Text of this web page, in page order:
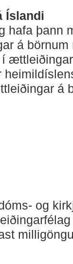
Íslandi
hafa þann
á börnum
á
og